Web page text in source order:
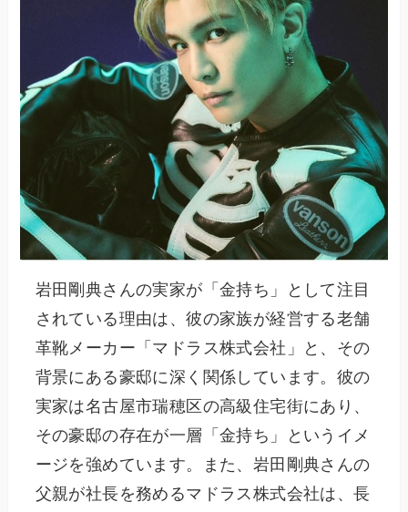
岩田剛典さんの実家が「金持ち」として注目
されている理由は、彼の家族が経営する老舗
革靴メーカー「マドラス株式会社」と、その
背景にある豪邸に深く関係しています。彼の
実家は名古屋市瑞穂区の高級住宅街にあり、
その豪邸の存在が一層「金持ち」というイメ
ージを強めています。また、岩田剛典さんの
父親が社長を務めるマドラス株式会社は、長